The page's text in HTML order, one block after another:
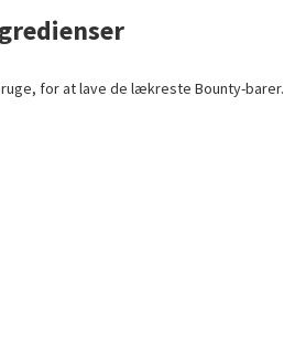
for at lave de lækreste Bounty-barer.